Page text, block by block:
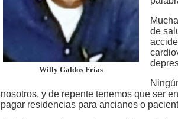
Willy Galdos Frías
de
nosotros, y de repente tenemos que ser
pagar residencias para ancianos o